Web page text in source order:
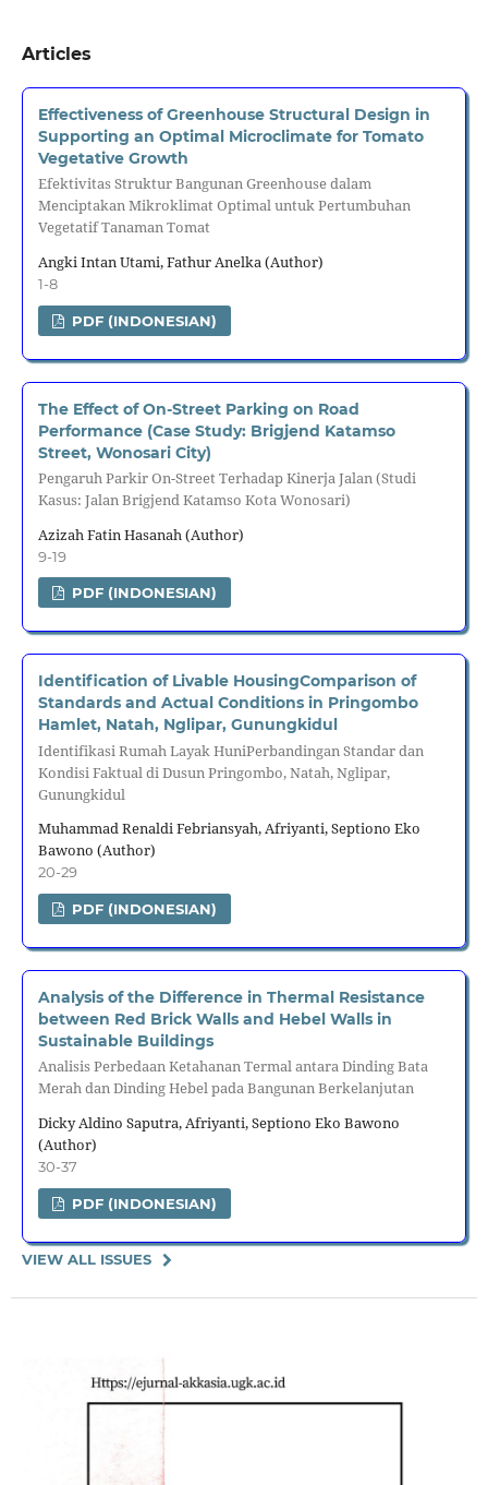
Articles
Effectiveness of Greenhouse Structural Design in
Supporting an Optimal Microclimate for Tomato
Vegetative Growth
Efektivitas Struktur Bangunan Greenhouse dalam
Menciptakan Mikroklimat Optimal untuk Pertumbuhan
Vegetatif Tanaman Tomat
Angki Intan Utami, Fathur Anelka (Author)
1-8
PDF (INDONESIAN)
The Effect of On-Street Parking on Road
Performance (Case Study: Brigjend Katamso
Street, Wonosari City)
Pengaruh Parkir On-Street Terhadap Kinerja Jalan (Studi
Kasus: Jalan Brigjend Katamso Kota Wonosari)
Azizah Fatin Hasanah (Author)
9-19
PDF (INDONESIAN)
Identification of Livable HousingComparison of
Standards and Actual Conditions in Pringombo
Hamlet, Natah, Nglipar, Gunungkidul
Identifikasi Rumah Layak HuniPerbandingan Standar dan
Kondisi Faktual di Dusun Pringombo, Natah, Nglipar,
Gunungkidul
Muhammad Renaldi Febriansyah, Afriyanti, Septiono Eko
Bawono (Author)
20-29
PDF (INDONESIAN)
Analysis of the Difference in Thermal Resistance
between Red Brick Walls and Hebel Walls in
Sustainable Buildings
Analisis Perbedaan Ketahanan Termal antara Dinding Bata
Merah dan Dinding Hebel pada Bangunan Berkelanjutan
Dicky Aldino Saputra, Afriyanti, Septiono Eko Bawono
(Author)
30-37
PDF (INDONESIAN)
VIEW ALL ISSUES